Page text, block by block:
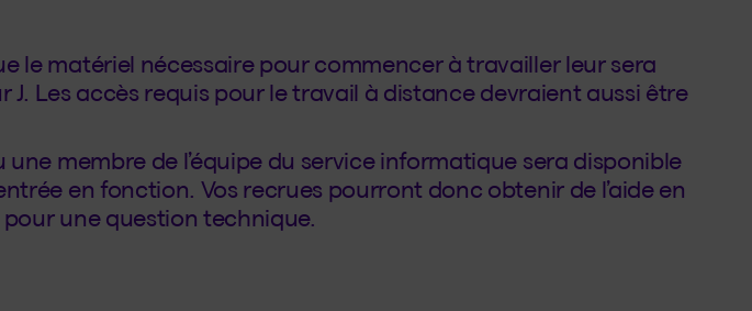
le matériel nécessaire pour commencer à travailler leur sera
J. Les accès requis pour le travail à distance devraient aussi être
une membre de l’équipe du service informatique sera disponible
en fonction. Vos recrues pourront donc obtenir de l’aide en
une question technique.